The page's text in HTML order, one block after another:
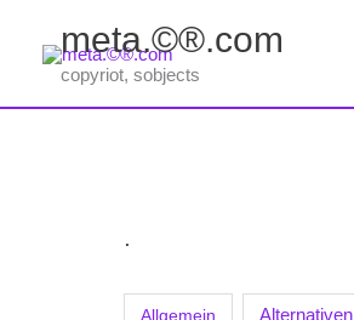
springen
meta.©®.com
copyriot, sobjects
.
Allgemein Alternativen